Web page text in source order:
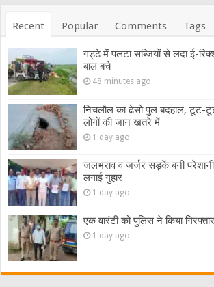
Recent Popular Comments Tags
गड्ढे में पलटा सब्जियों से लदा ई-
बाल बचे
48 minutes ago
निचलौल का ढेसो पुल बदहाल, टूट-
लोगों की जान खतरे में
1 day ago
जलभराव व जर्जर सड़कें बनीं
लगाई गुहार
1 day ago
एक वारंटी को पुलिस ने किया गिरफ्तार
1 day ago